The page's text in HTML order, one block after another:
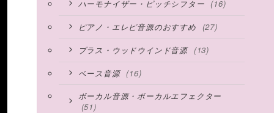
ハーモナイザー・ピッチシフター (16)
ピアノ・エレピ音源のおすすめ (27)
ブラス・ウッドウインド音源 (13)
ベース音源 (16)
ボーカル音源・ボーカルエフェクター
(51)